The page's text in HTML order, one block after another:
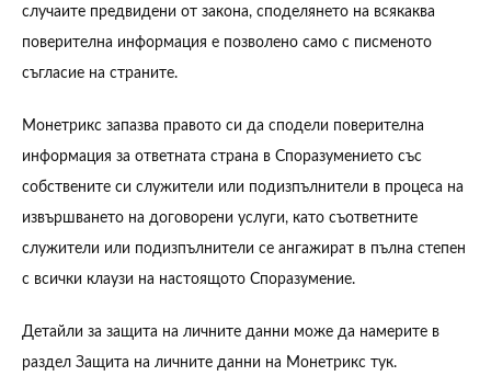
случаите предвидени от закона, споделянето на всякаква
поверителна информация е позволено само с писменото
съгласие на страните.
Монетрикс запазва правото си да сподели поверителна
информация за ответната страна в Споразумението със
собствените си служители или подизпълнители в процеса на
извършването на договорени услуги, като съответните
служители или подизпълнители се ангажират в пълна степен
с всички клаузи на настоящото Споразумение.
Детайли за защита на личните данни може да намерите в
раздел Защита на личните данни на Монетрикс тук.